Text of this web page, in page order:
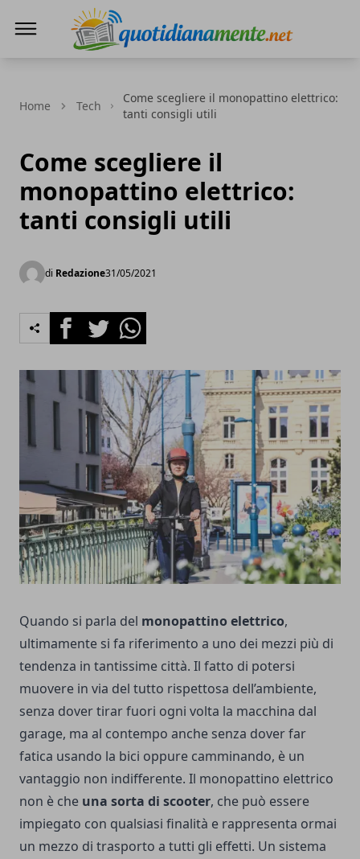
Home Tech
Come scegliere il monopattino elettrico:
tanti consigli utili
Come scegliere il
monopattino elettrico:
tanti consigli utili
di Redazione31/05/2021
FacebookTwitterWhatsapp
Quando si parla del monopattino elettrico,
ultimamente si fa riferimento a uno dei mezzi più di
tendenza in tantissime città. Il fatto di potersi
muovere in via del tutto rispettosa dell’ambiente,
senza dover tirar fuori ogni volta la macchina dal
garage, ma al contempo anche senza dover far
fatica usando la bici oppure camminando, è un
vantaggio non indifferente. Il monopattino elettrico
non è che una sorta di scooter, che può essere
impiegato con qualsiasi finalità e rappresenta ormai
un mezzo di trasporto a tutti gli effetti. Un sistema